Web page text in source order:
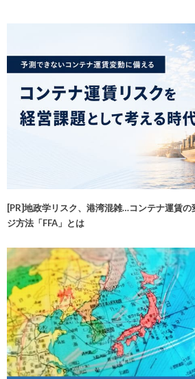
[PR]地政学リスク、港湾混雑…コンテナ運賃の
ジ方法「FFA」とは